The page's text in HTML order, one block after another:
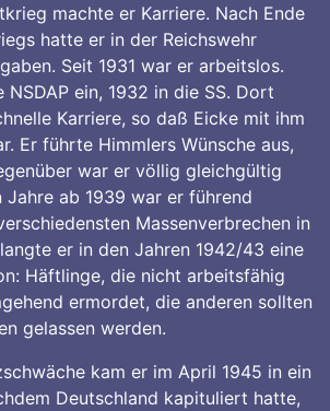
machte er Karriere. Nach Ende
hatte er in der Reichswehr
Seit 1931 war er arbeitslos.
ein, 1932 in die SS. Dort
Karriere, so daß Eicke mit ihm
Er führte Himmlers Wünsche aus,
war er völlig gleichgültig
Jahre ab 1939 war er führend
Massenverbrechen in
er in den Jahren 1942/43 eine
Häftlinge, die nicht arbeitsfähig
ermordet, die anderen sollten
gelassen werden.
kam er im April 1945 in ein
Deutschland kapituliert hatte,